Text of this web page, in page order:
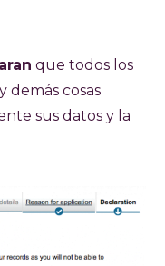
que todos los
demás cosas
sus datos y la